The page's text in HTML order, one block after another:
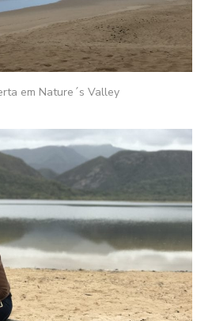
em Nature´s Valley